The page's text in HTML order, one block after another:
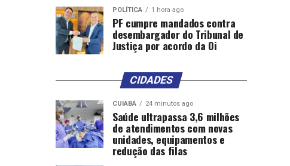
POLÍTICA 1 hora ago
PF cumpre mandados contra
desembargador do Tribunal de
Justiça por acordo da Oi
CIDADES
CUIABÁ 24 minutos ago
Saúde ultrapassa 3,6 milhões
de atendimentos com novas
unidades, equipamentos e
redução das filas